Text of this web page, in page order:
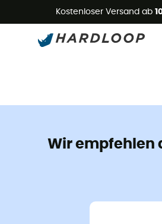
Kostenloser Versand ab
Wir empfehlen